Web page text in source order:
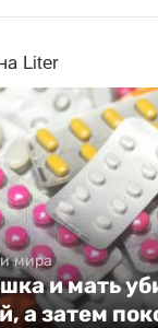
Liter
мира
и мать
а затем